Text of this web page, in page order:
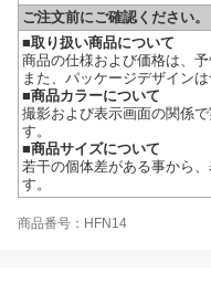
ご注文前にご確認ください。
■取り扱い商品について
商品の仕様および価格は、
また、パッケージデザイン
■商品カラーについて
撮影および表示画面の関係
す。
■商品サイズについて
若干の個体差がある事から
す。
商品番号：HFN14